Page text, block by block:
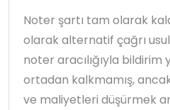
Noter şartı tam olarak
olarak alternatif çağrı
noter aracılığıyla
ortadan kalkmamış,
ve maliyetleri düşürmek